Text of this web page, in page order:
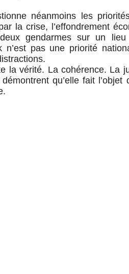
néanmoins les
la crise, l’effondrement
gendarmes sur un
n’est pas une priorité
la vérité. La cohérence. La
qu’elle fait